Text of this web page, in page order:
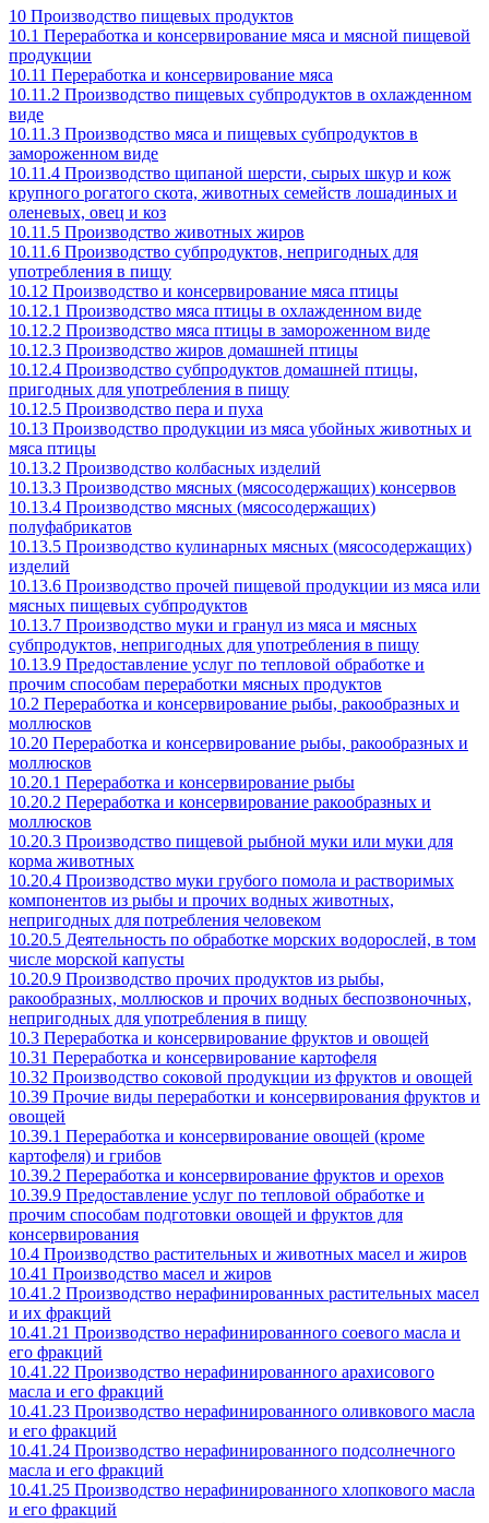
10 Производство пищевых продуктов
10.1 Переработка и консервирование мяса и мясной пищевой
продукции
10.11 Переработка и консервирование мяса
10.11.2 Производство пищевых субпродуктов в охлажденном
виде
10.11.3 Производство мяса и пищевых субпродуктов в
замороженном виде
10.11.4 Производство щипаной шерсти, сырых шкур и кож
крупного рогатого скота, животных семейств лошадиных и
оленевых, овец и коз
10.11.5 Производство животных жиров
10.11.6 Производство субпродуктов, непригодных для
употребления в пищу
10.12 Производство и консервирование мяса птицы
10.12.1 Производство мяса птицы в охлажденном виде
10.12.2 Производство мяса птицы в замороженном виде
10.12.3 Производство жиров домашней птицы
10.12.4 Производство субпродуктов домашней птицы,
пригодных для употребления в пищу
10.12.5 Производство пера и пуха
10.13 Производство продукции из мяса убойных животных и
мяса птицы
10.13.2 Производство колбасных изделий
10.13.3 Производство мясных (мясосодержащих) консервов
10.13.4 Производство мясных (мясосодержащих)
полуфабрикатов
10.13.5 Производство кулинарных мясных (мясосодержащих)
изделий
10.13.6 Производство прочей пищевой продукции из мяса или
мясных пищевых субпродуктов
10.13.7 Производство муки и гранул из мяса и мясных
субпродуктов, непригодных для употребления в пищу
10.13.9 Предоставление услуг по тепловой обработке и
прочим способам переработки мясных продуктов
10.2 Переработка и консервирование рыбы, ракообразных и
моллюсков
10.20 Переработка и консервирование рыбы, ракообразных и
моллюсков
10.20.1 Переработка и консервирование рыбы
10.20.2 Переработка и консервирование ракообразных и
моллюсков
10.20.3 Производство пищевой рыбной муки или муки для
корма животных
10.20.4 Производство муки грубого помола и растворимых
компонентов из рыбы и прочих водных животных,
непригодных для потребления человеком
10.20.5 Деятельность по обработке морских водорослей, в том
числе морской капусты
10.20.9 Производство прочих продуктов из рыбы,
ракообразных, моллюсков и прочих водных беспозвоночных,
непригодных для употребления в пищу
10.3 Переработка и консервирование фруктов и овощей
10.31 Переработка и консервирование картофеля
10.32 Производство соковой продукции из фруктов и овощей
10.39 Прочие виды переработки и консервирования фруктов и
овощей
10.39.1 Переработка и консервирование овощей (кроме
картофеля) и грибов
10.39.2 Переработка и консервирование фруктов и орехов
10.39.9 Предоставление услуг по тепловой обработке и
прочим способам подготовки овощей и фруктов для
консервирования
10.4 Производство растительных и животных масел и жиров
10.41 Производство масел и жиров
10.41.2 Производство нерафинированных растительных масел
и их фракций
10.41.21 Производство нерафинированного соевого масла и
его фракций
10.41.22 Производство нерафинированного арахисового
масла и его фракций
10.41.23 Производство нерафинированного оливкового масла
и его фракций
10.41.24 Производство нерафинированного подсолнечного
масла и его фракций
10.41.25 Производство нерафинированного хлопкового масла
и его фракций